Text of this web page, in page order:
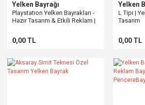
Yelken Bayrağı
Playstation Yelken Bayrakları -
Hazır Tasarım & Etkili Reklam |
0,00 TL
Yelken
L Tipi |
Tasarım
0,00 TL